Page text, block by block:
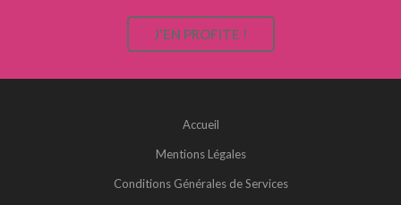
J'EN PROFITE !
Accueil
Mentions Légales
Conditions Générales de Services